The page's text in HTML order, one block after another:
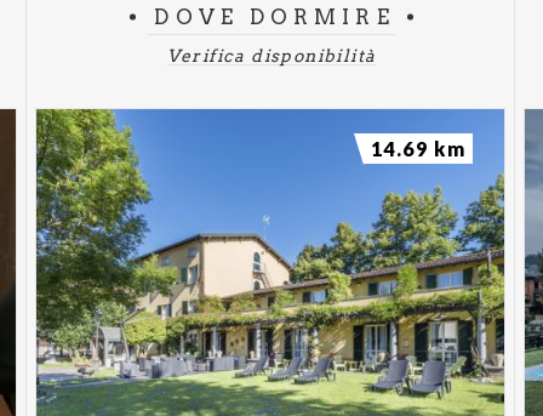
DOVE DORMIRE
Verifica disponibilità
14.69 km